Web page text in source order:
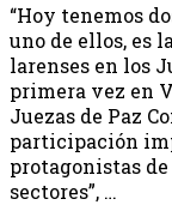
“Hoy tenemos
uno de ellos, es
larenses en los
primera vez en
Juezas de Paz
participación
protagonistas
sectores”, …